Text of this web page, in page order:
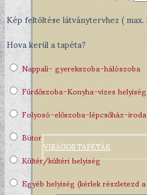
VIRÁGOS TAPÉTÁK
Kép feltöltése látványtervhez (
Hova kerül a tapéta?
Nappali- gyerekszoba-hálószoba
Fürdőszoba-Konyha-vizes helyiség
Folyosó-előszoba-lépcsőház-iroda
Bútor
Kültér/kültéri helyiség
Egyéb helyiség (kérlek részletezd